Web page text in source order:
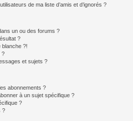
de ma liste d’amis et d’ignorés ?
un ou des forums ?
?
blanche ?!
?
et sujets ?
abonnements ?
à un sujet spécifique ?
?
?